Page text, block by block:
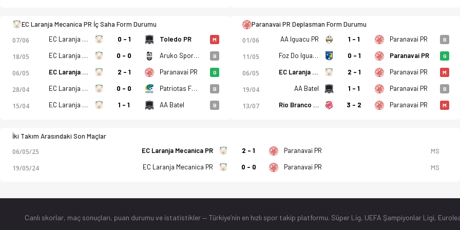
EC Laranja Mecanica PR İç Saha Form Durumu
07/06 EC Laranja Mecanica PR 0 - 1 Toledo PR M
18/05 EC Laranja Mecanica PR 0 - 0 Aruko Sports PR B
06/05 EC Laranja Mecanica PR 2 - 1 Paranavai PR G
28/04 EC Laranja Mecanica PR 0 - 0 Patriotas FC PR B
15/04 EC Laranja Mecanica PR 1 - 1 AA Batel B
Paranavai PR Deplasman Form Durumu
01/06 AA Iguacu PR 1 - 1 Paranavai PR B
11/05 Foz Do Iguacu PR 0 - 1 Paranavai PR G
06/05 EC Laranja Mecanica PR 2 - 1 Paranavai PR M
19/04 AA Batel 1 - 1 Paranavai PR B
13/07 Rio Branco (PR) 3 - 2 Paranavai PR M
İki Takım Arasındaki Son Maçlar
06/05/25 EC Laranja Mecanica PR 2 - 1 Paranavai PR MS
19/05/24 EC Laranja Mecanica PR 0 - 0 Paranavai PR MS
Canlı skorlar, maç sonuçları, puan durumu ve istatistikler — Türkiye’nin en hızlı spor takip platformu. Süper Lig, UEFA Şampiyonlar Ligi,